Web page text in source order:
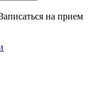
на прием